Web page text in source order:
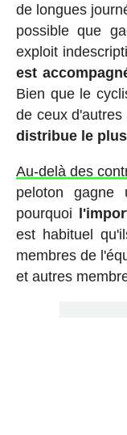
de longues
possible que
exploit
est
Bien que le
de ceux d'autres
distribue le
Au-delà des
peloton gagne
pourquoi
est habituel
membres de
et autres